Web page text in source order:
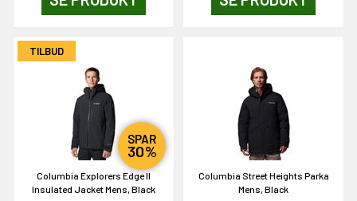
TILBUD
SPAR
30%
Columbia Explorers Edge II
Insulated Jacket Mens, Black
Columbia Street Heights Parka
Mens, Black